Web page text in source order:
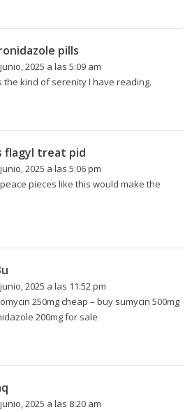
pills
2025 a las 5:09 am
the kind of serenity I have reading.
flagyl treat pid
2025 a las 5:06 pm
pieces like this would make the
2025 a las 11:52 pm
250mg cheap – buy sumycin 500mg
200mg for sale
2025 a las 8:20 am